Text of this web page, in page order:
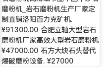
磨粉机_岩石磨粉机生产厂家定
制直销洛阳百力克矿机.
¥91300.00 合肥立轴大型岩石
磨粉机厂家高效大型岩石磨粉机
¥47000.00 石方大块石头替代
爆破磨粉设备. ¥27000